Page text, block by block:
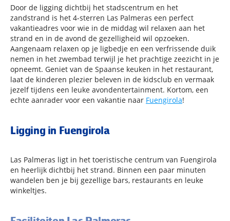
Door de ligging dichtbij het stadscentrum en het
zandstrand is het 4-sterren Las Palmeras een perfect
vakantieadres voor wie in de middag wil relaxen aan het
strand en in de avond de gezelligheid wil opzoeken.
Aangenaam relaxen op je ligbedje en een verfrissende duik
nemen in het zwembad terwijl je het prachtige zeezicht in je
opneemt. Geniet van de Spaanse keuken in het restaurant,
laat de kinderen plezier beleven in de kidsclub en vermaak
jezelf tijdens een leuke avondentertainment. Kortom, een
echte aanrader voor een vakantie naar Fuengirola!
Ligging in Fuengirola
Las Palmeras ligt in het toeristische centrum van Fuengirola
en heerlijk dichtbij het strand. Binnen een paar minuten
wandelen ben je bij gezellige bars, restaurants en leuke
winkeltjes.